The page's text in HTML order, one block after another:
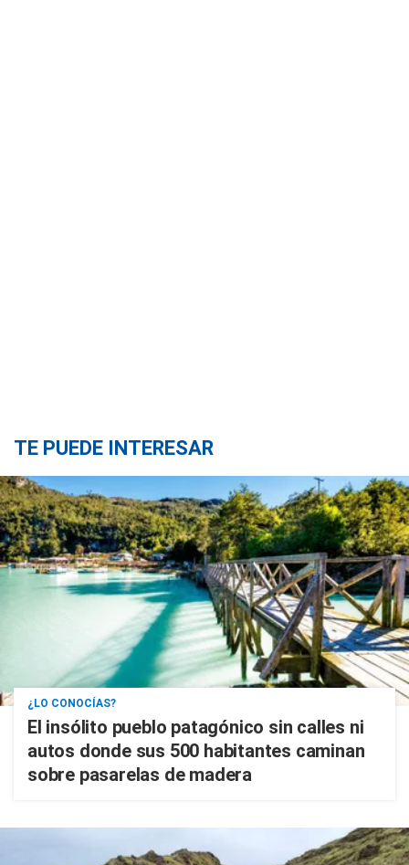
TE PUEDE INTERESAR
¿LO CONOCÍAS?
El insólito pueblo patagónico sin calles ni
autos donde sus 500 habitantes caminan
sobre pasarelas de madera